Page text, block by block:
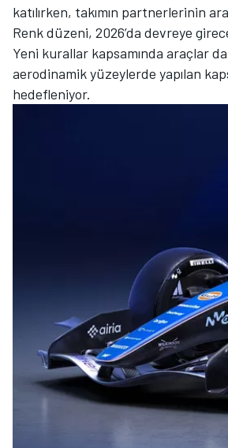
TÜRK SPORCULAR
katılırken, takımın partnerlerinin
Renk düzeni, 2026’da devreye
Yeni kurallar kapsamında araçlar
aerodinamik yüzeylerde yapılan
hedefleniyor.